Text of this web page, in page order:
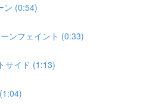
ン (0:54)
ンフェイント (0:33)
サイド (1:13)